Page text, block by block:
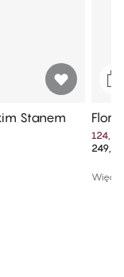
Stanem
124,99
249,99